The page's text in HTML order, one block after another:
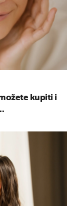
kupiti i